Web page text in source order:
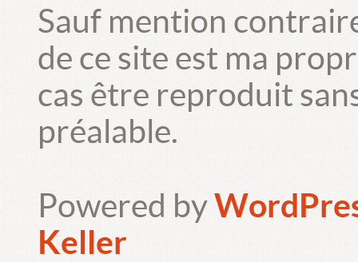
Sauf mention
de ce site est ma
cas être reproduit
préalable.
Powered by
Keller